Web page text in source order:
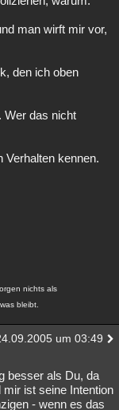
man wirft mir vor,
den ich oben
Wer das nicht
Verhalten kennen.
nichts als
bleibt.
um 03:49
besser als Du, da
ist seine Intention
- wenn es das